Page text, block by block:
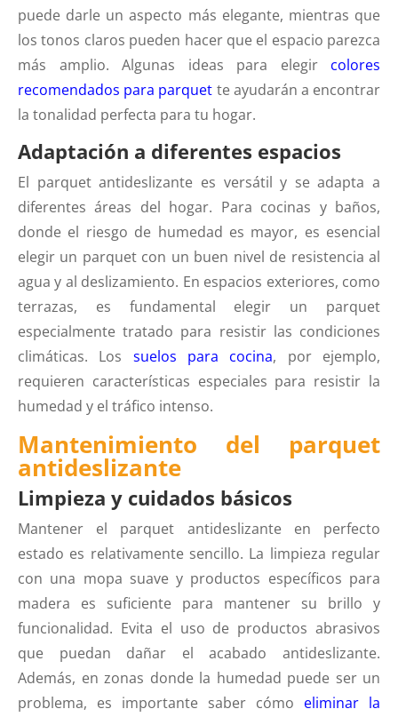
puede darle un aspecto más elegante, mientras que
los tonos claros pueden hacer que el espacio parezca
más amplio. Algunas ideas para elegir colores
recomendados para parquet te ayudarán a encontrar
la tonalidad perfecta para tu hogar.
Adaptación a diferentes espacios
El parquet antideslizante es versátil y se adapta a
diferentes áreas del hogar. Para cocinas y baños,
donde el riesgo de humedad es mayor, es esencial
elegir un parquet con un buen nivel de resistencia al
agua y al deslizamiento. En espacios exteriores, como
terrazas, es fundamental elegir un parquet
especialmente tratado para resistir las condiciones
climáticas. Los suelos para cocina, por ejemplo,
requieren características especiales para resistir la
humedad y el tráfico intenso.
Mantenimiento del parquet
antideslizante
Limpieza y cuidados básicos
Mantener el parquet antideslizante en perfecto
estado es relativamente sencillo. La limpieza regular
con una mopa suave y productos específicos para
madera es suficiente para mantener su brillo y
funcionalidad. Evita el uso de productos abrasivos
que puedan dañar el acabado antideslizante.
Además, en zonas donde la humedad puede ser un
problema, es importante saber cómo eliminar la